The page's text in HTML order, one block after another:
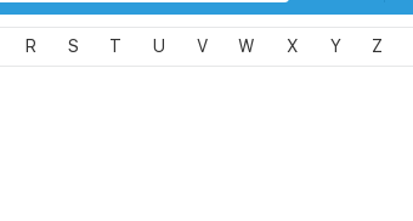
R S T U V W X Y Z